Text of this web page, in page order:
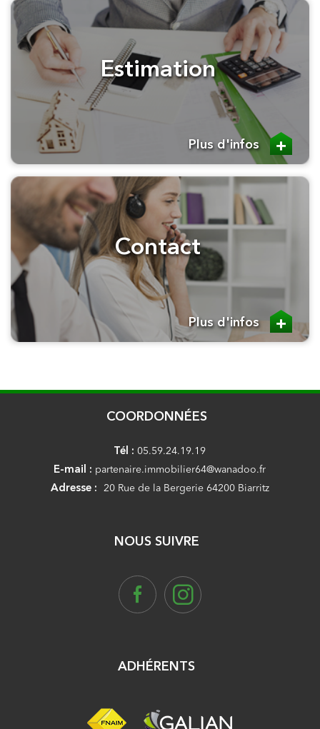
Estimation
Plus d'infos
Contact
Plus d'infos
COORDONNÉES
Tél : 05.59.24.19.19
E-mail : partenaire.immobilier64@wanadoo.fr
Adresse : 20 Rue de la Bergerie 64200 Biarritz
NOUS SUIVRE
ADHÉRENTS